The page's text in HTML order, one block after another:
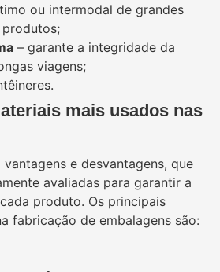
ou intermodal de grandes
– garante a integridade da
viagens;
mais usados nas
e desvantagens, que
avaliadas para garantir a
produto. Os principais
fabricação de embalagens são: